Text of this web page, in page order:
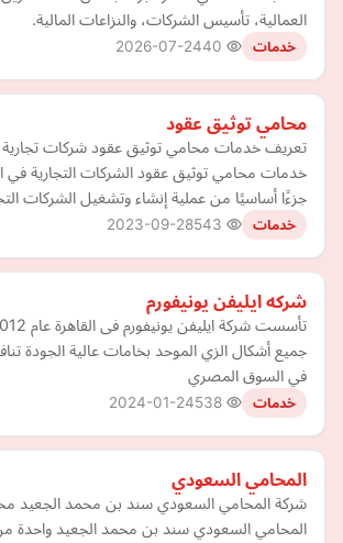
العمالية، تأسيس الشركات، والنزاعات المالية.
خدمات 2026-07-24
محامي توثيق عقود
تعريف خدمات محامي توثيق عقود شركات تجارية
خدمات محامي توثيق عقود الشركات التجارية في
جزءًا أساسيًا من عملية إنشاء وتشغيل الشركات
خدمات 2023-09-28
شركه ايليفن يونيفورم
جميع أشكال الزي الموحد بخامات عالية الجودة
في السوق المصري
خدمات 2024-01-24
المحامي السعودي
شركة المحامي السعودي سند بن محمد الجعيد
المحامي السعودي سند بن محمد الجعيد واحدة